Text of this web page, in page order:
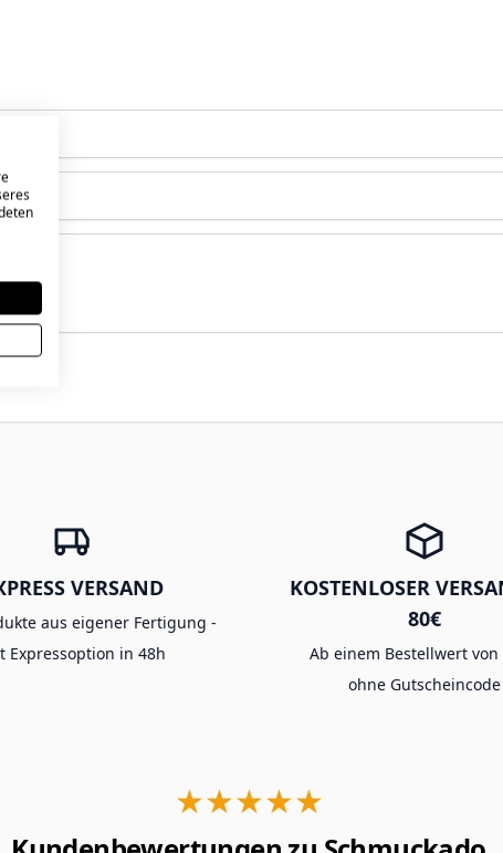
VERSAND
aus eigener Fertigung -
Expressoption in 48h
KOSTENLOSER
80€
Ab einem Bestellwert von
ohne Gutscheincode
★★★★★